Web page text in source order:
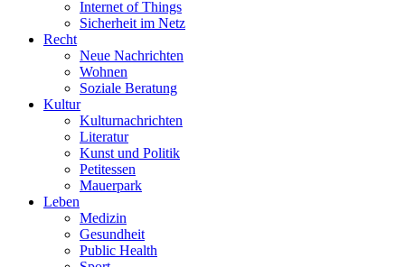
Internet of Things
Sicherheit im Netz
Recht
Neue Nachrichten
Wohnen
Soziale Beratung
Kultur
Kulturnachrichten
Literatur
Kunst und Politik
Petitessen
Mauerpark
Leben
Medizin
Gesundheit
Public Health